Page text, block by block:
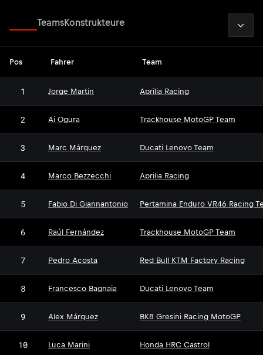
TeamsKonstrukteure
Pos Fahrer Team
1 Jorge Martin Aprilia Racing
2 Ai Ogura Trackhouse MotoGP Team
3 Marc Márquez Ducati Lenovo Team
4 Marco Bezzecchi Aprilia Racing
5 Fabio Di Giannantonio Pertamina Enduro VR46 Racing
6 Raúl Fernández Trackhouse MotoGP Team
7 Pedro Acosta Red Bull KTM Factory Racing
8 Francesco Bagnaia Ducati Lenovo Team
9 Alex Márquez BK8 Gresini Racing MotoGP
10 Luca Marini Honda HRC Castrol